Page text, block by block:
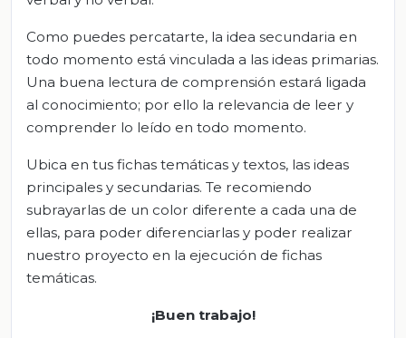
Como puedes percatarte, la idea secundaria en
todo momento está vinculada a las ideas primarias.
Una buena lectura de comprensión estará ligada
al conocimiento; por ello la relevancia de leer y
comprender lo leído en todo momento.
Ubica en tus fichas temáticas y textos, las ideas
principales y secundarias. Te recomiendo
subrayarlas de un color diferente a cada una de
ellas, para poder diferenciarlas y poder realizar
nuestro proyecto en la ejecución de fichas
temáticas.
¡Buen trabajo!